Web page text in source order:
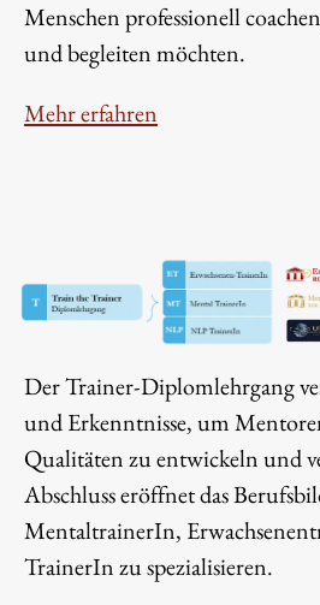
Menschen professionell
und begleiten möchten.
Mehr erfahren
Der Trainer-Diplomlehrgang
und Erkenntnisse, um
Qualitäten zu entwickeln und
Abschluss eröffnet das
MentaltrainerIn,
TrainerIn zu spezialisieren.